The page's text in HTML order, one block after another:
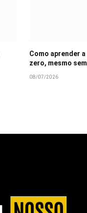
Como aprender
zero, mesmo
08/07/2026